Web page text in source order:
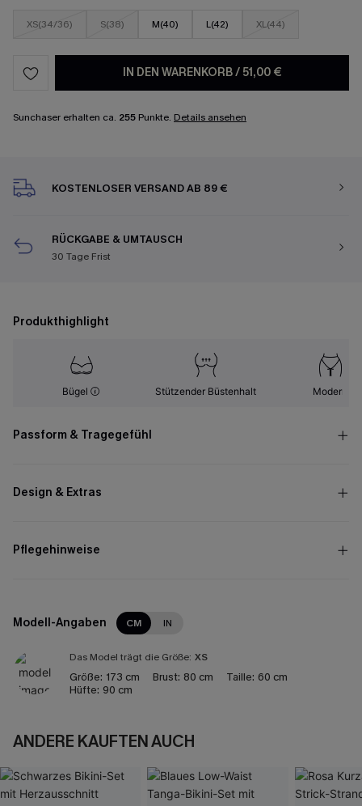
XS(34/36) S(38) M(40) L(42) XL(44)
IN DEN WARENKORB/ 51,00 €
Sunchaser erhalten ca. 255 Punkte. Details ansehen
KOSTENLOSER VERSAND AB 89 €
RÜCKGABE & UMTAUSCH
30 Tage Frist
Produkthighlight
Bügel Stützender Büstenhalt Modern
Passform & Tragegefühl
Design & Extras
Pflegehinweise
Modell-Angaben CM IN
Das Model trägt die Größe: XS
Größe: 173 cm Brust: 80 cm Taille: 60 cm
Hüfte: 90 cm
ANDERE KAUFTEN AUCH